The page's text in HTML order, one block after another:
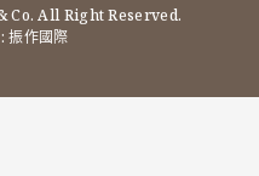
All Right Reserved.
: 振作國際